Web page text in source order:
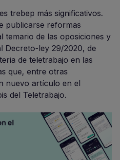
trebep más significativos.
publicarse reformas
temario de las oposiciones y
Decreto-ley 29/2020, de
de teletrabajo en las
que, entre otras
nuevo artículo en el
del Teletrabajo.